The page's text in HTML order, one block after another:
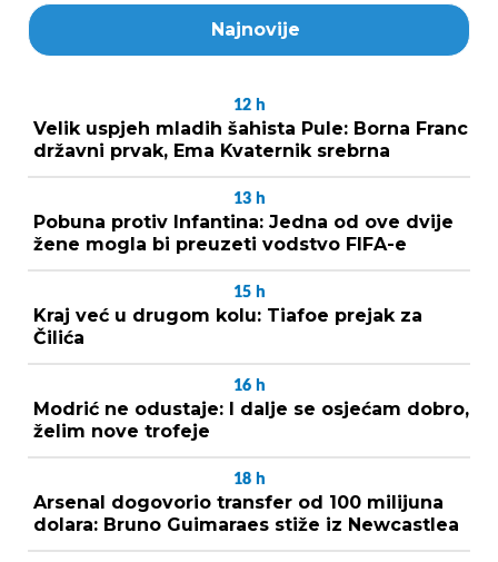
Najnovije
12 h
Velik uspjeh mladih šahista Pule: Borna Franc
državni prvak, Ema Kvaternik srebrna
13 h
Pobuna protiv Infantina: Jedna od ove dvije
žene mogla bi preuzeti vodstvo FIFA-e
15 h
Kraj već u drugom kolu: Tiafoe prejak za
Čilića
16 h
Modrić ne odustaje: I dalje se osjećam dobro,
želim nove trofeje
18 h
Arsenal dogovorio transfer od 100 milijuna
dolara: Bruno Guimaraes stiže iz Newcastlea